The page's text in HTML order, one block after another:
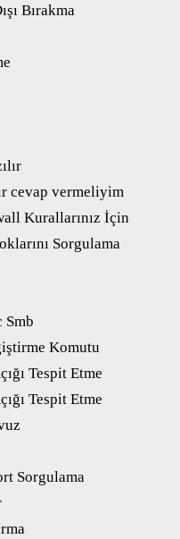
Bırakma
cevap vermeliyim
Kurallarınız İçin
Sorgulama
Smb
Komutu
Tespit Etme
Tespit Etme
Sorgulama